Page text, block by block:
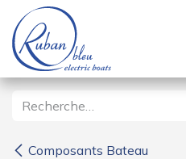
Se rendre au contenu
Composants Bateau